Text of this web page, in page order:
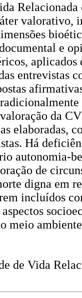
valorativo,
e
aplicados
entrevistas
da
elaboradas,
Há
autonomia-
de
digna em
incluídos
meio
de Vida